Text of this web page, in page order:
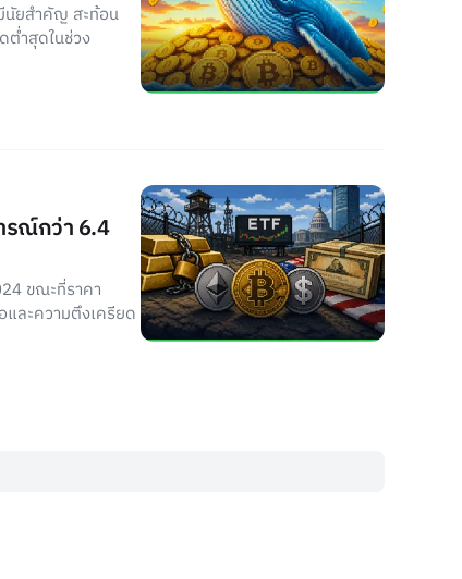
นัยสำคัญ สะท้อน
ต่ำสุดในช่วง
รณ์กว่า 6.4
ขณะที่ราคา
และความตึงเครียด